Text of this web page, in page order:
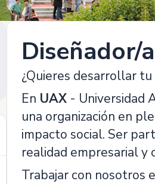
Diseñador/
¿Quieres desarrollar
En UAX - Universidad
una organización en
impacto social. Ser
realidad empresarial y
Trabajar con nosotros